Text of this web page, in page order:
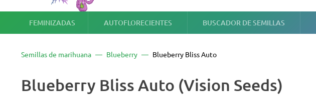
FEMINIZADAS AUTOFLORECIENTES BUSCADOR DE SEMILLAS
Semillas de marihuana Blueberry Blueberry Bliss Auto
Blueberry Bliss Auto (Vision Seeds)